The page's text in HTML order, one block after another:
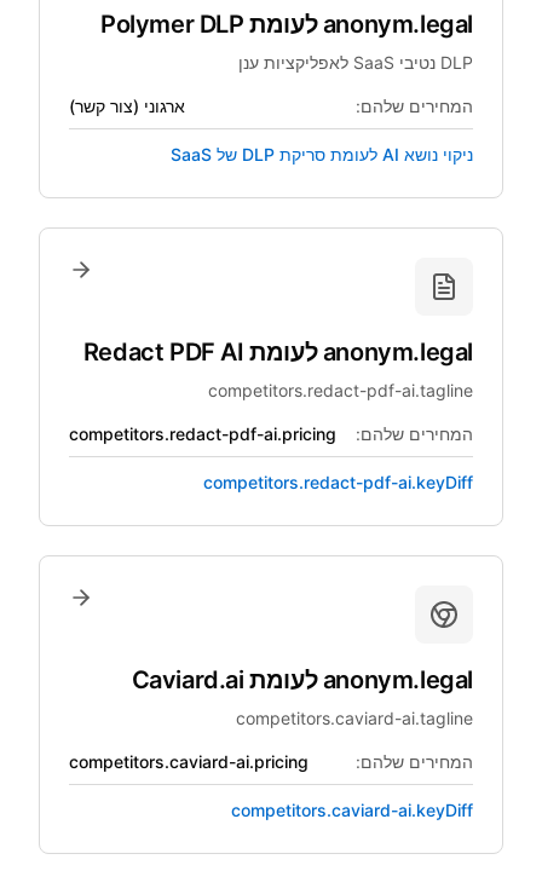
anonym.legal לעומת Polymer DLP
DLP נטיבי SaaS לאפליקציות ענן
המחירים שלהם: ארגוני (צור קשר)
ניקוי נושא AI לעומת סריקת DLP של SaaS
anonym.legal לעומת Redact PDF AI
competitors.redact-pdf-ai.tagline
המחירים שלהם: competitors.redact-pdf-ai.pricing
competitors.redact-pdf-ai.keyDiff
anonym.legal לעומת Caviard.ai
competitors.caviard-ai.tagline
המחירים שלהם: competitors.caviard-ai.pricing
competitors.caviard-ai.keyDiff